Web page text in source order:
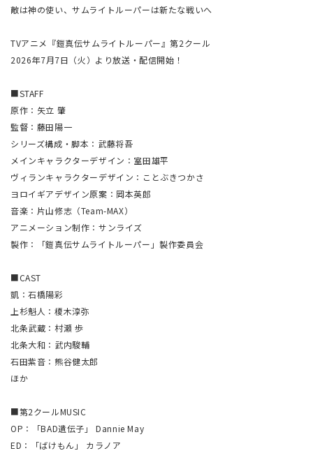
敵は神の使い、サムライトルーパーは新たな戦いへ
TVアニメ『鎧真伝サムライトルーパー』第2クール
2026年7月7日（火）より放送・配信開始！
■STAFF
原作：矢立 肇
監督：藤田陽一
シリーズ構成・脚本：武藤将吾
メインキャラクターデザイン：室田雄平
ヴィランキャラクターデザイン：ことぶきつかさ
ヨロイギアデザイン原案：岡本英郎
音楽：片山修志（Team-MAX）
アニメーション制作：サンライズ
製作：「鎧真伝サムライトルーパー」製作委員会
■CAST
凱：石橋陽彩
上杉魁人：榎木淳弥
北条武蔵：村瀬 歩
北条大和：武内駿輔
石田紫音：熊谷健太郎
ほか
■第2クールMUSIC
OP：「BAD遺伝子」 Dannie May
ED：「ばけもん」 カラノア